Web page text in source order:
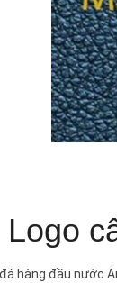
Logo
hàng đầu nước